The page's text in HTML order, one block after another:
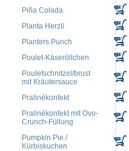
Piña Colada
Planta Herzli
Planters Punch
Poulet-Käseröllchen
Pouletschnitzel/brust
mit Kräutersauce
Pralinékonfekt
Pralinékonfekt mit Ovo-
Crunch-Füllung
Pumpkin Pie /
Kürbiskuchen